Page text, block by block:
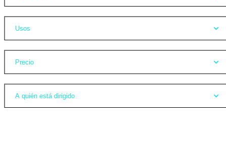
Usos
Precio
A quién está dirigido